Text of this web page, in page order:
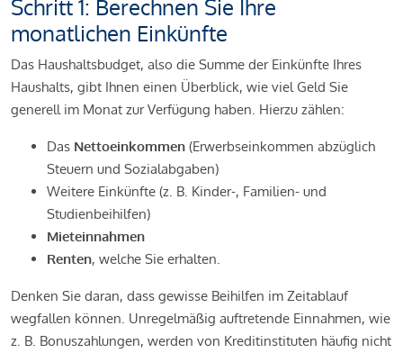
Schritt 1: Berechnen Sie Ihre
monatlichen Einkünfte
Das Haushaltsbudget, also die Summe der Einkünfte Ihres
Haushalts, gibt Ihnen einen Überblick, wie viel Geld Sie
generell im Monat zur Verfügung haben. Hierzu zählen:
Das Nettoeinkommen (Erwerbseinkommen abzüglich
Steuern und Sozialabgaben)
Weitere Einkünfte (z. B. Kinder-, Familien- und
Studienbeihilfen)
Mieteinnahmen
Renten, welche Sie erhalten.
Denken Sie daran, dass gewisse Beihilfen im Zeitablauf
wegfallen können. Unregelmäßig auftretende Einnahmen, wie
z. B. Bonuszahlungen, werden von Kreditinstituten häufig nicht